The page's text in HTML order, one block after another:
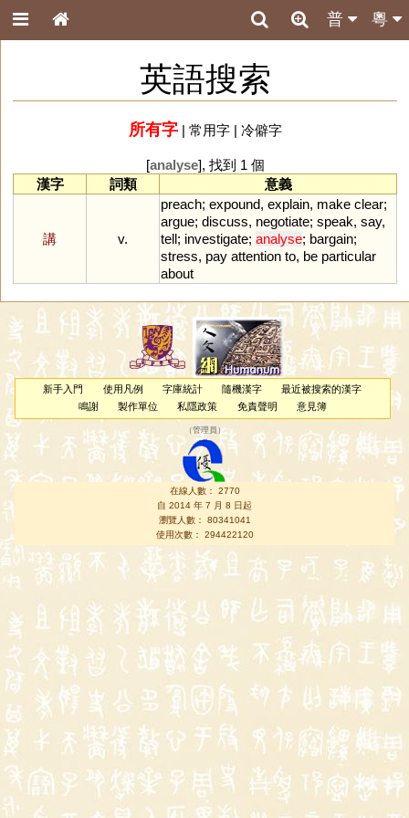
粵
普
英語搜索
所有字| 常用字| 冷僻字
[analyse], 找到 1 個
漢字
詞類 意義
講 v.
preach; expound, explain, make clear;
argue; discuss, negotiate; speak, say,
tell; investigate; analyse; bargain;
stress, pay attention to, be particular
about
新手入門 使用凡例 字庫統計 隨機漢字
最近被搜索的漢字
鳴謝
製作單位 私隱政策 免責聲明 意見簿
（管理員 ）
在線人數： 2770
自 2014 年 7 月 8 日起
瀏覽人數： 80341041
使用次數： 294422120